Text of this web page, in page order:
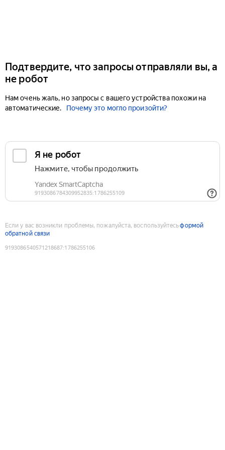
Подтвердите, что запросы отправляли вы, а
не робот
Нам очень жаль, но запросы с вашего устройства похожи на
автоматические.
Почему это могло произойти?
Если у вас возникли проблемы, пожалуйста, воспользуйтесьформой
обратной связи
9193086540571218687:1786255106